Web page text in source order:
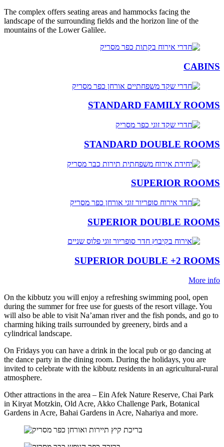
The complex offers seating areas and hammocks facing the
landscape of the surrounding fields and the horizon line of the
mountains of the Lower Galilee.
CABINS
STANDARD FAMILY ROOMS
STANDARD DOUBLE ROOMS
SUPERIOR ROOMS
SUPERIOR DOUBLE ROOMS
SUPERIOR DOUBLE +2 ROOMS
More info
On the kibbutz you will enjoy a refreshing swimming pool, open
during the summer for free use for guests of the resort village. You
will also be able to visit Na’aman river and the fish ponds, and go to
charming hiking trails surrounded by greenery, birds and a
cylindrical landscape.
On Fridays you can have a drink in the local pub or go dancing at
the dance party in the dining room. During the holidays, you are
invited to celebrate with the kibbutz residents in an agricultural-rural
atmosphere.
Other attractions in the area – Ein Afek Nature Reserve, Chai Park
in Kiryat Motzkin, Old Acre, Akko Challenge Park, Botanical
Gardens in Acre, Bahai Gardens in Acre, Nahariya and more.